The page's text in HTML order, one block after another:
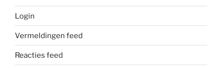
Login
Vermeldingen feed
Reacties feed